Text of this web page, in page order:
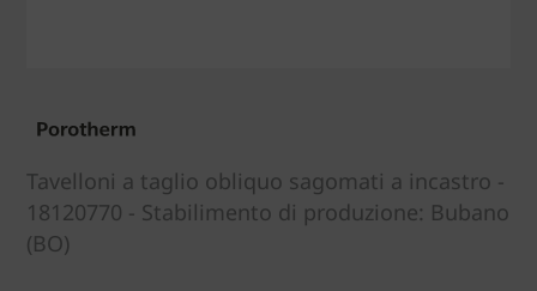
Tavelloni a taglio obliquo sagomati a incastro -
18120770 - Stabilimento di produzione: Bubano
(BO)